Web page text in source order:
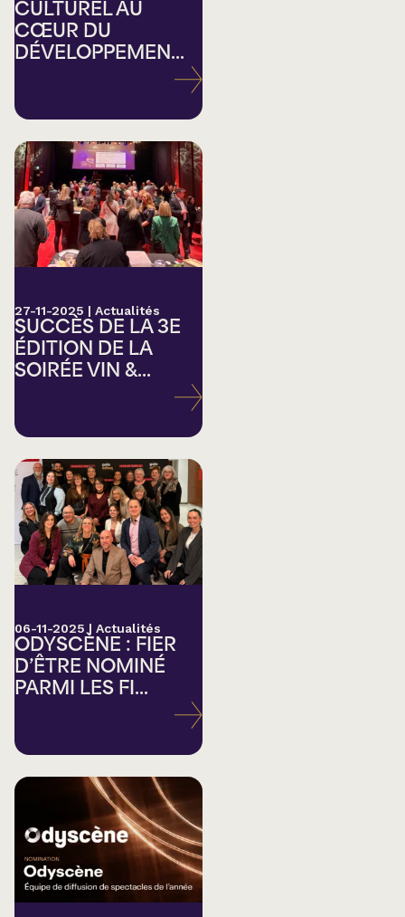
CULTUREL AU
CŒUR DU
DÉVELOPPEMEN...
27-11-2025 | Actualités
SUCCÈS DE LA 3E
ÉDITION DE LA
SOIRÉE VIN &...
06-11-2025 | Actualités
ODYSCÈNE : FIER
D’ÊTRE NOMINÉ
PARMI LES FI...